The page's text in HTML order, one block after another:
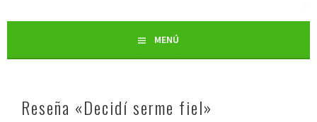
MENÚ
Reseña «Decidí serme fiel»